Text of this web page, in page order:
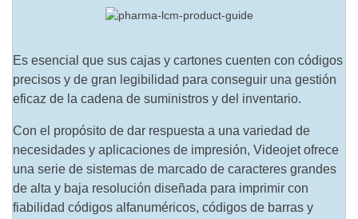
Es esencial que sus cajas y cartones cuenten con códigos
precisos y de gran legibilidad para conseguir una gestión
eficaz de la cadena de suministros y del inventario.
Con el propósito de dar respuesta a una variedad de
necesidades y aplicaciones de impresión, Videojet ofrece
una serie de sistemas de marcado de caracteres grandes
de alta y baja resolución diseñada para imprimir con
fiabilidad códigos alfanuméricos, códigos de barras y